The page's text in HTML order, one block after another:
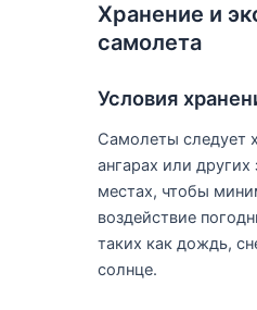
Хранение и
самолета
Условия
Самолеты следует
ангарах или
местах, чтобы
воздействие
таких как дождь,
солнце.